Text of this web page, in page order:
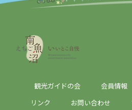
観光ガイドの会 会員情報
リンク お問い合わせ